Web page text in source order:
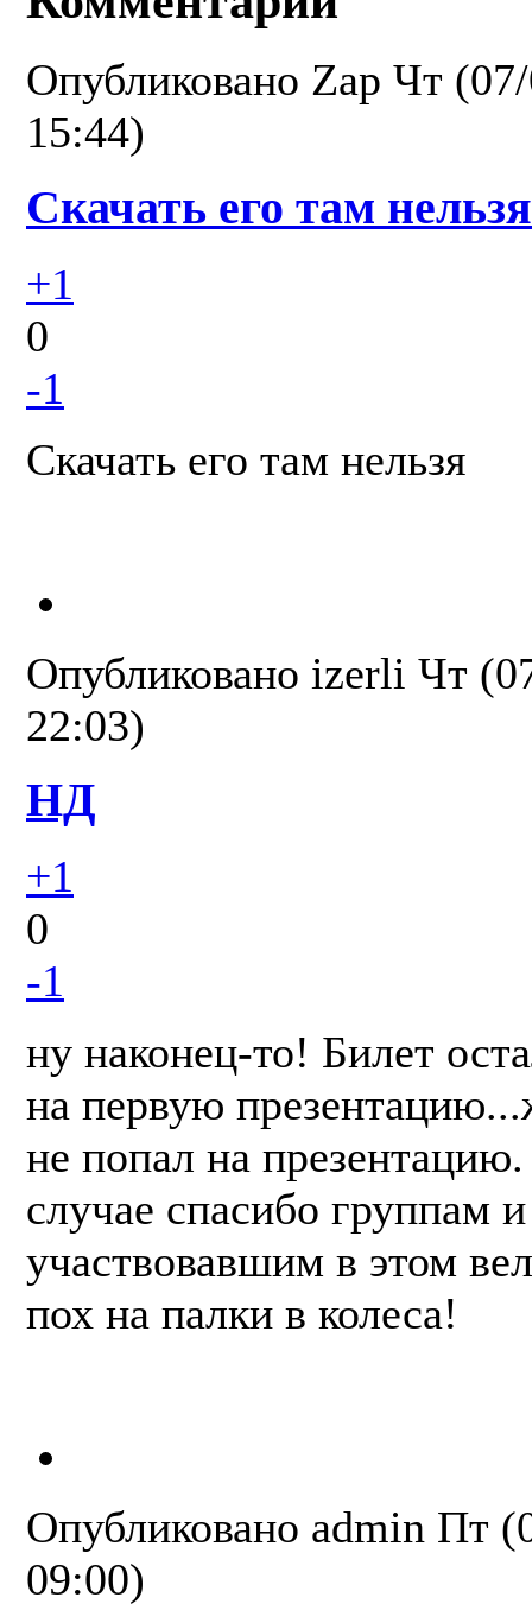
Опубликовано Zap Чт
15:44)
Скачать его там нельзя
+1
0
-1
Скачать его там нельзя
Опубликовано izerli Чт
22:03)
НД
+1
0
-1
ну наконец-то! Билет
на первую
не попал на
случае спасибо группам
участвовавшим в этом
пох на палки в колеса!
Опубликовано admin Пт
09:00)